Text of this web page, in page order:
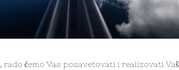
, rado ćemo Vas posavetovati i realizovati Vaš